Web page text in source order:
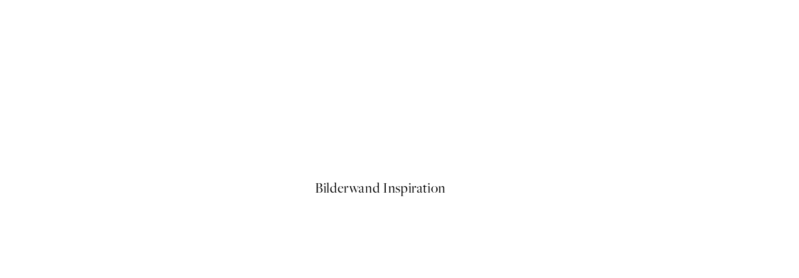
Bilderwand Inspiration